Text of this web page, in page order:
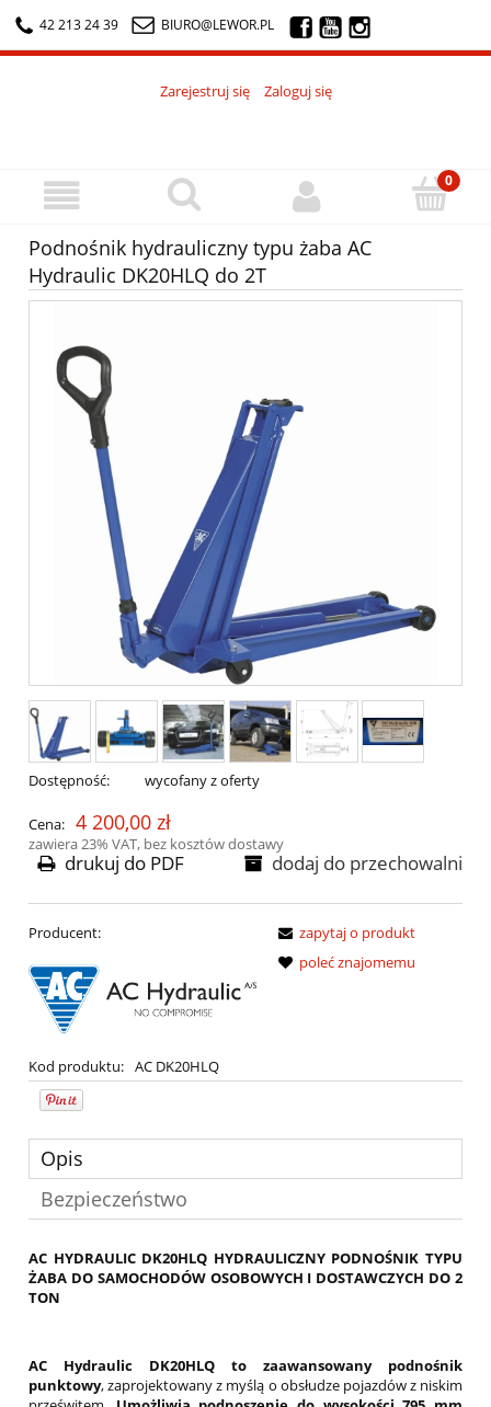
42 213 24 39 BIURO@LEWOR.PL
Zarejestruj się Zaloguj się
Podnośnik hydrauliczny typu żaba AC
Hydraulic DK20HLQ do 2T
Dostępność: wycofany z oferty
Cena: 4 200,00 zł
zawiera 23% VAT, bez kosztów dostawy
dodaj do przechowalni
drukuj do PDF
Producent:
Kod produktu: AC DK20HLQ
zapytaj o produkt
poleć znajomemu
Opis
Bezpieczeństwo
AC HYDRAULIC DK20HLQ HYDRAULICZNY PODNOŚNIK TYPU
ŻABA DO SAMOCHODÓW OSOBOWYCH I DOSTAWCZYCH DO 2
TON
AC Hydraulic DK20HLQ to zaawansowany podnośnik
punktowy, zaprojektowany z myślą o obsłudze pojazdów z niskim